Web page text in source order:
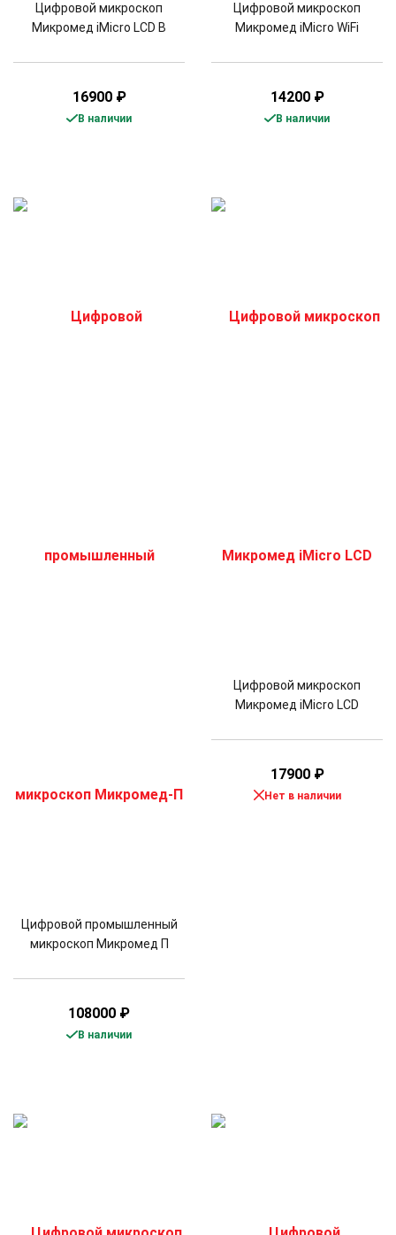
Цифровой микроскоп
Микромед iMicro LCD В
16900 ₽
В наличии
Цифровой микроскоп
Микромед iMicro WiFi
14200 ₽
В наличии
Цифровой промышленный
микроскоп Микромед П
108000 ₽
В наличии
Цифровой микроскоп
Микромед iMicro LCD
17900 ₽
Нет в наличии